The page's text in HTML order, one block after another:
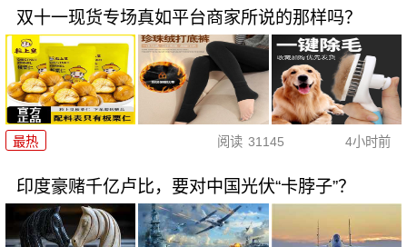
双十一现货专场真如平台商家所说的那样吗？
最热 阅读 31145 4小时前
印度豪赌千亿卢比，要对中国光伏“卡脖子”？